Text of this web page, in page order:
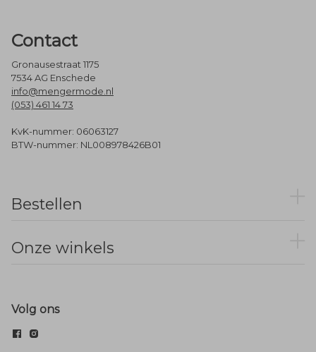
Contact
Gronausestraat 1175
7534 AG Enschede
info@mengermode.nl
(053) 461 14 73
KvK-nummer: 06063127
BTW-nummer: NL008978426B01
Bestellen
Onze winkels
Volg ons